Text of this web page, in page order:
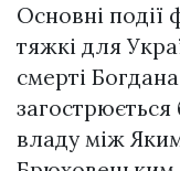
Основні події
тяжкі для
смерті
загострюється
владу між